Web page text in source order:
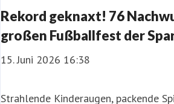
Rekord geknaxt! 76
großen Fußballfest der
15. Juni 2026 16:38
Strahlende Kinderaugen, packende